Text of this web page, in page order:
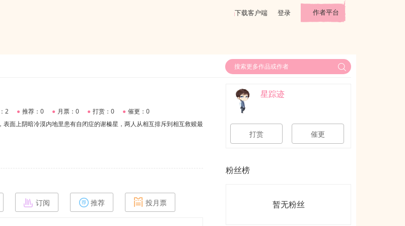
下载客户端 登录 作者平台
2 ● 推荐：0 ● 月票：0 ● 打赏：0 ● 催更：0
面上阴暗冷漠内地里患有自闭症的谢榛星，两人从相互排斥到相互救赎最
订阅 推荐 投月票
星踪迹
打赏 催更
粉丝榜
暂无粉丝